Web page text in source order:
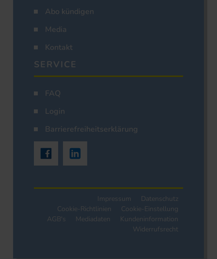
Abo kündigen
Media
Kontakt
SERVICE
FAQ
Login
Barrierefreiheitserklärung
Impressum
Datenschutz
Cookie-Richtlinien
Cookie-Einstellung
AGB's
Mediadaten
Kundeninformation
Widerrufsrecht